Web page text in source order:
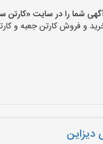
در سایت «کارتن سازی ها»
و فروش کارتن جعبه و